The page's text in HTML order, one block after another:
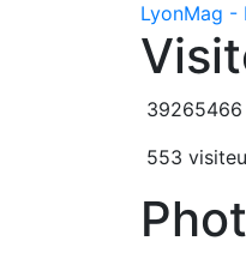
LyonMag -
553